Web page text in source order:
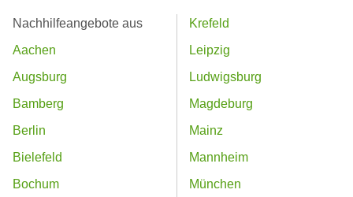
Nachhilfeangebote aus
Aachen
Augsburg
Bamberg
Berlin
Bielefeld
Bochum
Krefeld
Leipzig
Ludwigsburg
Magdeburg
Mainz
Mannheim
München